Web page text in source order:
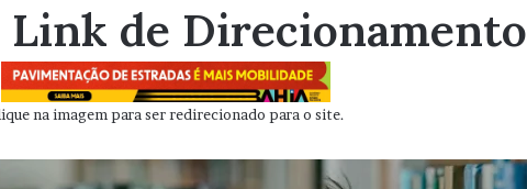
Link de Direcionamento
na imagem para ser redirecionado para o site.